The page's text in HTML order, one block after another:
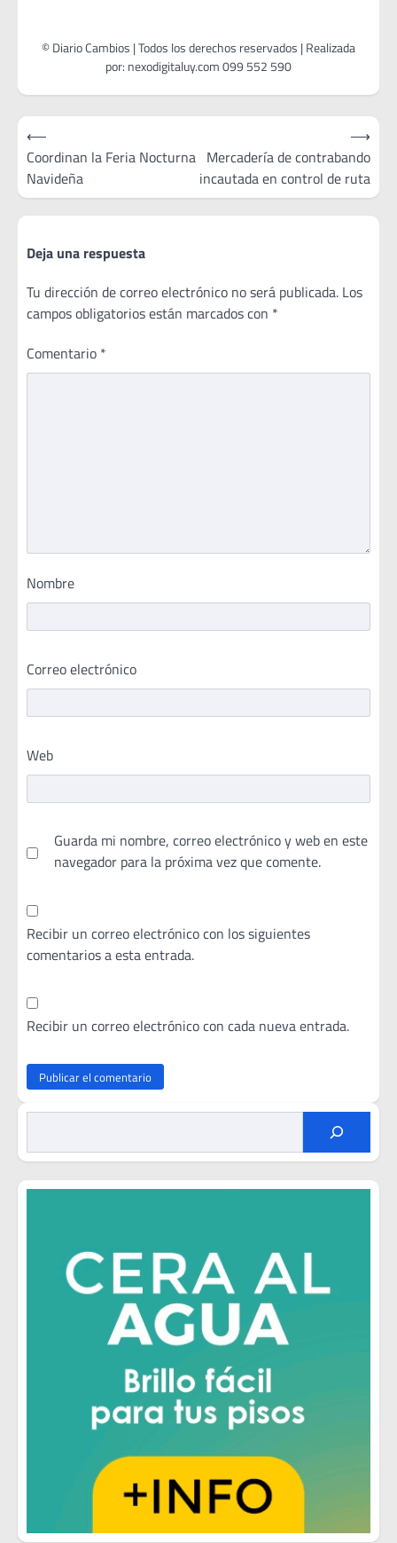
Navegación
de
entradas
⟵
Coordinan la Feria Nocturna
Navideña
Mercadería de contrabando
incautada en control de ruta
⟶
Deja una respuesta
Tu dirección de correo electrónico no será publicada. Los
campos obligatorios están marcados con *
Comentario *
Nombre
Correo electrónico
Web
Guarda mi nombre, correo electrónico y web en este
navegador para la próxima vez que comente.
Recibir un correo electrónico con los siguientes
comentarios a esta entrada.
Recibir un correo electrónico con cada nueva entrada.